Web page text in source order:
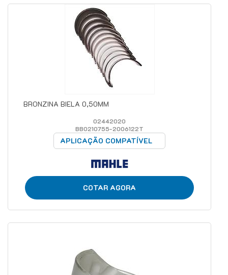
BRONZINA BIELA 0,50MM
02442020
BB0210755-2006122T
APLICAÇÃO COMPATÍVEL
COTAR AGORA